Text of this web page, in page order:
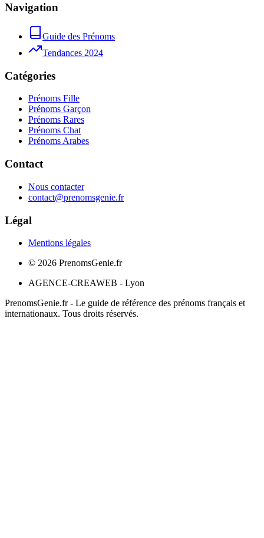
Navigation
Guide des Prénoms
Tendances 2024
Catégories
Prénoms Fille
Prénoms Garçon
Prénoms Rares
Prénoms Chat
Prénoms Arabes
Contact
Nous contacter
contact@prenomsgenie.fr
Légal
Mentions légales
© 2026 PrenomsGenie.fr
AGENCE-CREAWEB - Lyon
PrenomsGenie.fr - Le guide de référence des prénoms français et
internationaux. Tous droits réservés.